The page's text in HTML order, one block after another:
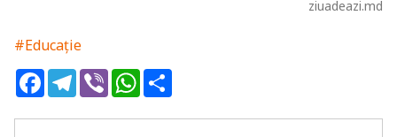
ziuadeazi.md
#Educație
FacebookTelegram
ViberWhatsApp